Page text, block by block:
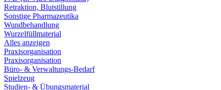
Retraktion, Blutstillung
Sonstige Pharmazeutika
Wundbehandlung
Wurzelfüllmaterial
Alles anzeigen
Praxisorganisation
Praxisorganisation
Büro- & Verwaltungs-Bedarf
Spielzeug
Studien- & Übungsmaterial